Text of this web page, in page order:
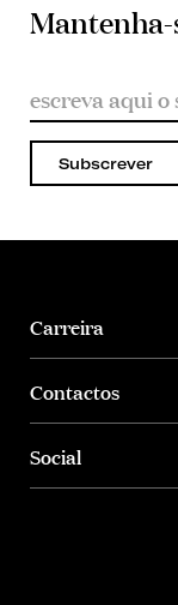
Subscrever
Carreira
Contactos
Social